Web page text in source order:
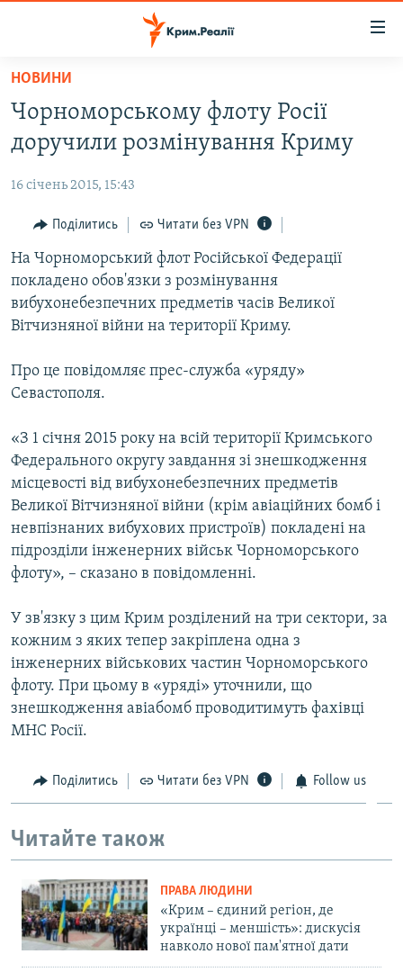
Перейти
основного
матеріалу
Перейти
до
навігації
Перейти
до
пошуку
ВОДА.КРИМ
ВІДЕО ТА ФОТО
ПОЛІТИКА
БЛОГИ
ПОГЛЯД
ІНТЕРВ'Ю
ВСЕ ЗА ДЕНЬ
ДЕПОРТАЦІЯ
УКРАЇНСЬКА ПРОБЛЕМА КРИМУ
ЯК ОБІЙТИ БЛОКУВАННЯ
Русский
Qırımtatar
НОВИНИ
Чорноморському флоту Росії
доручили розмінування Криму
16 січень 2015, 15:43
Поділитись Читати без VPN
На Чорноморський флот Російської Федерації
покладено обов'язки з розмінування
вибухонебезпечних предметів часів Великої
Вітчизняної війни на території Криму.
Про це повідомляє прес-служба «уряду»
Севастополя.
«З 1 січня 2015 року на всій території Кримського
Федерального округу завдання зі знешкодження
місцевості від вибухонебезпечних предметів
Великої Вітчизняної війни (крім авіаційних бомб і
невпізнаних вибухових пристроїв) покладені на
підрозділи інженерних військ Чорноморського
флоту», – сказано в повідомленні.
У зв'язку з цим Крим розділений на три сектори, за
кожним з яких тепер закріплена одна з
інженерних військових частин Чорноморського
флоту. При цьому в «уряді» уточнили, що
знешкодження авіабомб проводитимуть фахівці
МНС Росії.
Поділитись Читати без VPN Follow us
Читайте також
ПРАВА ЛЮДИНИ
«Крим – єдиний регіон, де
українці – меншість»: дискусія
навколо нової пам'ятної дати